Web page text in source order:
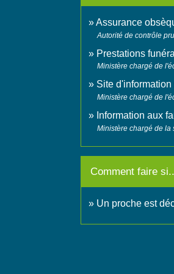
Assurance
Autorité de contrôle
Prestations
Ministère chargé de
Site
Ministère chargé de
Information aux
Ministère chargé de la
Comment faire
Un proche est